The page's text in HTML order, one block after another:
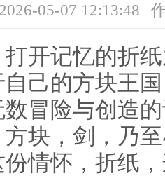
05-07 12:13:48
开记忆的折
己的方块王
冒险与创造
块，剑，乃
情怀，折纸